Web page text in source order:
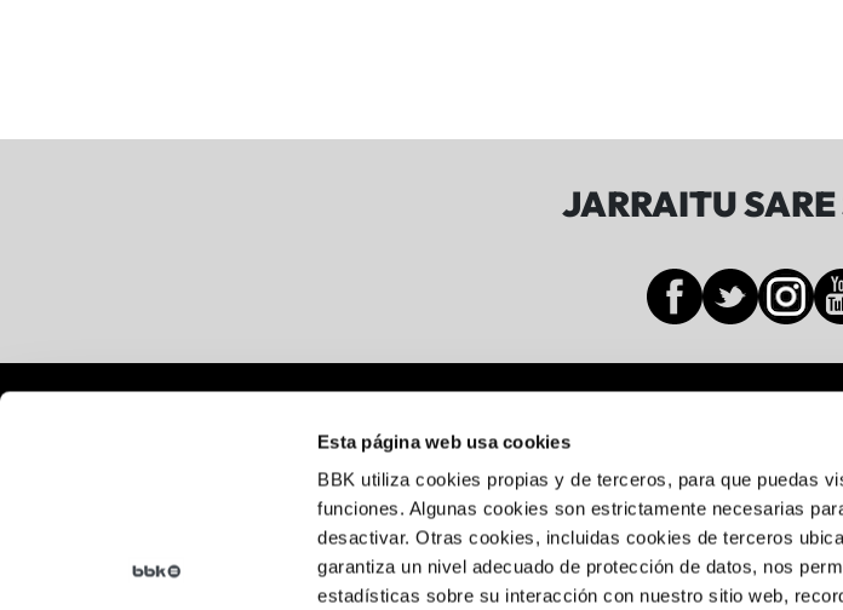
Esta página web usa cookies
BBK utiliza cookies propias y de terceros, para que puedas
funciones. Algunas cookies son estrictamente necesarias
desactivar. Otras cookies, incluidas cookies de terceros
garantiza un nivel adecuado de protección de datos, nos
estadísticas sobre su interacción con nuestro sitio web,
JARRAITU
Gran Vía de Don Diego López de
Abando, 48001 Bilbo, Bizkaia
944 05 88 24